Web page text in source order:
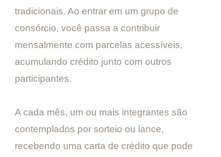
tradicionais. Ao entrar em um grupo de
consórcio, você passa a contribuir
mensalmente com parcelas acessíveis,
acumulando crédito junto com outros
participantes.
A cada mês, um ou mais integrantes são
contemplados por sorteio ou lance,
recebendo uma carta de crédito que pode